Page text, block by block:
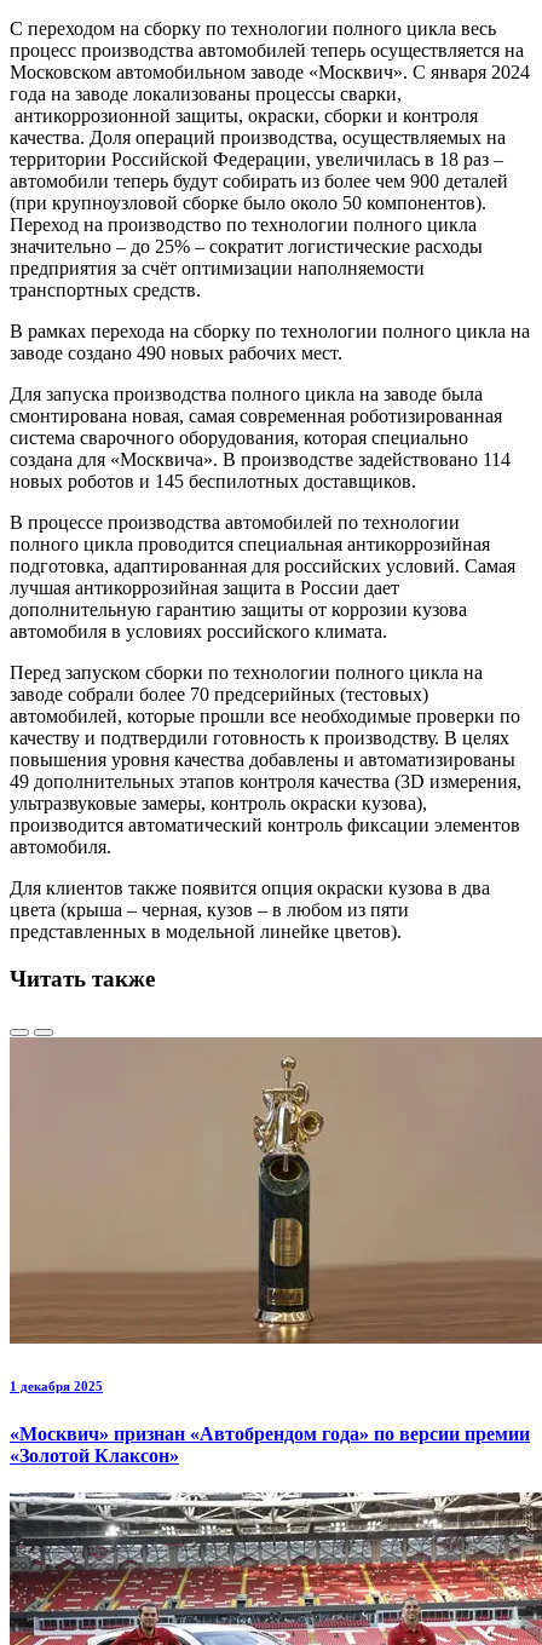
С переходом на сборку по технологии полного цикла весь
процесс производства автомобилей теперь осуществляется на
Московском автомобильном заводе «Москвич». С января 2024
года на заводе локализованы процессы сварки,
антикоррозионной защиты, окраски, сборки и контроля
качества. Доля операций производства, осуществляемых на
территории Российской Федерации, увеличилась в 18 раз –
автомобили теперь будут собирать из более чем 900 деталей
(при крупноузловой сборке было около 50 компонентов).
Переход на производство по технологии полного цикла
значительно – до 25% – сократит логистические расходы
предприятия за счёт оптимизации наполняемости
транспортных средств.
В рамках перехода на сборку по технологии полного цикла на
заводе создано 490 новых рабочих мест.
Для запуска производства полного цикла на заводе была
смонтирована новая, самая современная роботизированная
система сварочного оборудования, которая специально
создана для «Москвича». В производстве задействовано 114
новых роботов и 145 беспилотных доставщиков.
В процессе производства автомобилей по технологии
полного цикла проводится специальная антикоррозийная
подготовка, адаптированная для российских условий. Самая
лучшая антикоррозийная защита в России дает
дополнительную гарантию защиты от коррозии кузова
автомобиля в условиях российского климата.
Перед запуском сборки по технологии полного цикла на
заводе собрали более 70 предсерийных (тестовых)
автомобилей, которые прошли все необходимые проверки по
качеству и подтвердили готовность к производству. В целях
повышения уровня качества добавлены и автоматизированы
49 дополнительных этапов контроля качества (3D измерения,
ультразвуковые замеры, контроль окраски кузова),
производится автоматический контроль фиксации элементов
автомобиля.
Для клиентов также появится опция окраски кузова в два
цвета (крыша – черная, кузов – в любом из пяти
представленных в модельной линейке цветов).
Читать также
1 декабря 2025
«Москвич» признан «Автобрендом года» по версии премии
«Золотой Клаксон»